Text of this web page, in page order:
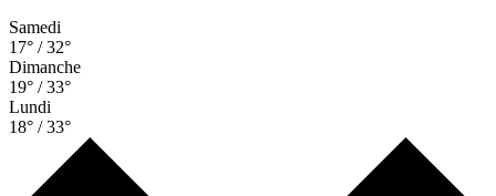
Samedi
17° / 32°
Dimanche
19° / 33°
Lundi
18° / 33°